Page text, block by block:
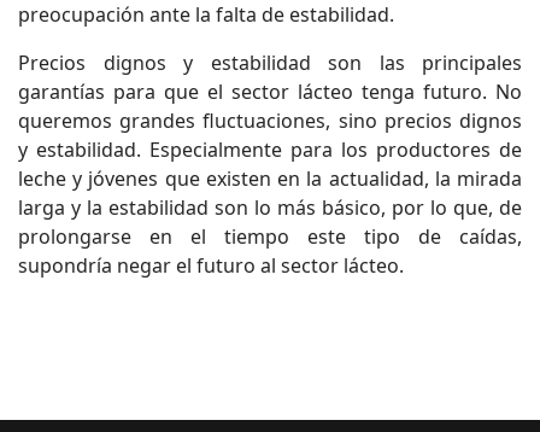
preocupación ante la falta de estabilidad.
Precios dignos y estabilidad son las principales
garantías para que el sector lácteo tenga futuro. No
queremos grandes fluctuaciones, sino precios dignos
y estabilidad. Especialmente para los productores de
leche y jóvenes que existen en la actualidad, la mirada
larga y la estabilidad son lo más básico, por lo que, de
prolongarse en el tiempo este tipo de caídas,
supondría negar el futuro al sector lácteo.